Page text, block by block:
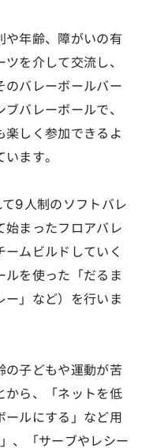
年齢、障がいの有
を介して交流し、
のバレーボールバー
バレーボールで、
楽しく参加できるよ
ます。
9人制のソフトバレ
始まったフロアバレ
ムビルドしていく
ルを使った「だるま
ー」など）を行いま
子どもや運動が苦
から、「ネットを低
ールにする」など用
、「サーブやレシー